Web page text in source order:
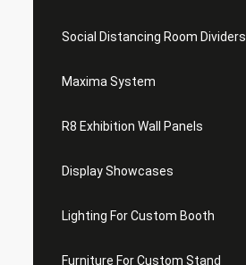
Social Distancing Room Dividers
Maxima System
R8 Exhibition Wall Panels
Display Showcases
Lighting For Custom Booth
Furniture For Custom Stand